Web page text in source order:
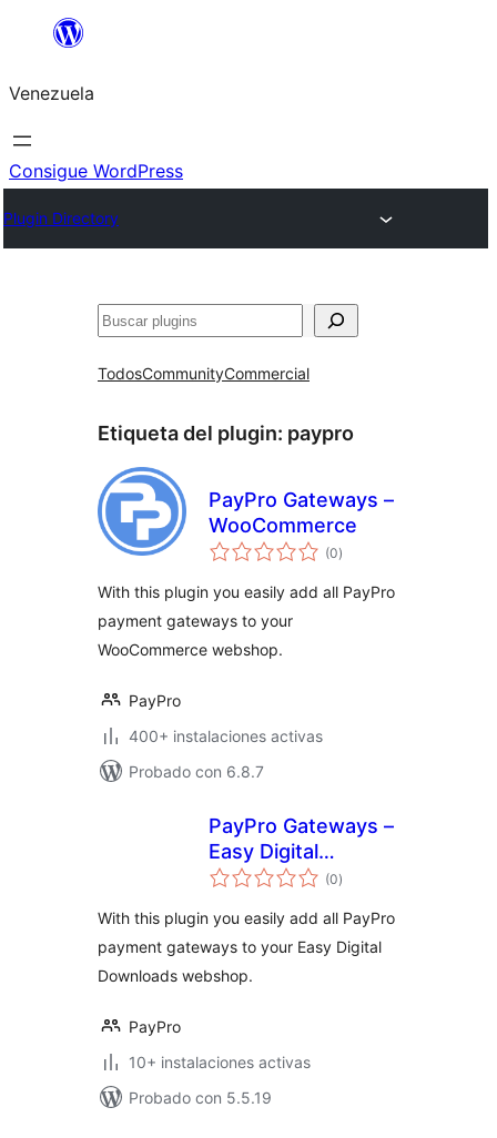
Saltar
contenido
Venezuela
Consigue WordPress
Plugin Directory
Buscar
TodosCommunityCommercial
Etiqueta del plugin: paypro
PayPro Gateways –
WooCommerce
(0total
de
)
With this plugin you easily add all PayPro
payment gateways to your
WooCommerce webshop.
PayPro
400+ instalaciones activas
Probado con 6.8.7
PayPro Gateways –
Easy Digital
Downloads
(0total
de
)
With this plugin you easily add all PayPro
payment gateways to your Easy Digital
Downloads webshop.
PayPro
10+ instalaciones activas
Probado con 5.5.19